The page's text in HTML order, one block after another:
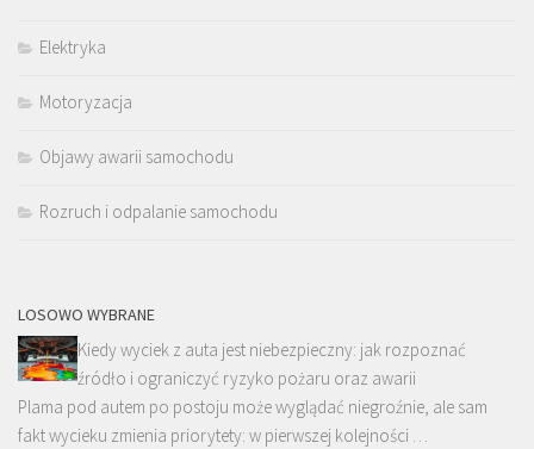
Elektryka
Motoryzacja
Objawy awarii samochodu
Rozruch i odpalanie samochodu
LOSOWO WYBRANE
Kiedy wyciek z auta jest niebezpieczny: jak rozpoznać
źródło i ograniczyć ryzyko pożaru oraz awarii
Plama pod autem po postoju może wyglądać niegroźnie, ale sam
fakt wycieku zmienia priorytety: w pierwszej kolejności …